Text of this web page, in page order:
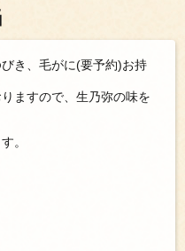
き、毛がに(要予約)お持
ますので、生乃弥の味を
。